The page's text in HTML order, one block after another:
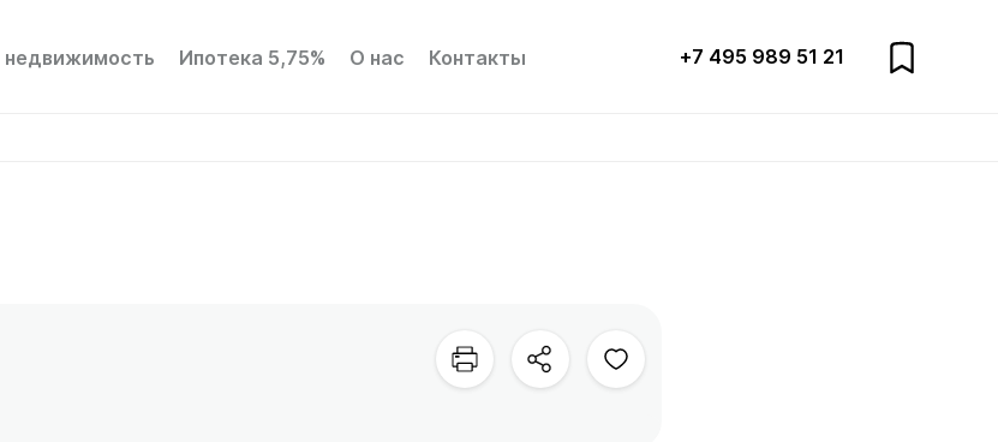
недвижимость Ипотека 5,75% О нас Контакты +7 495 989 51 21